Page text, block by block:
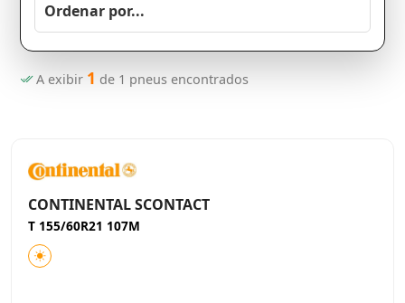
A exibir 1 de 1 pneus encontrados
CONTINENTAL SCONTACT
T 155/60R21 107M